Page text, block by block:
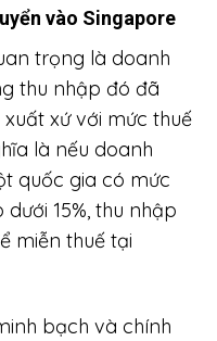
vào Singapore
trọng là doanh
thu nhập đó đã
xứ với mức thuế
là nếu doanh
quốc gia có mức
15%, thu nhập
miễn thuế tại
bạch và chính